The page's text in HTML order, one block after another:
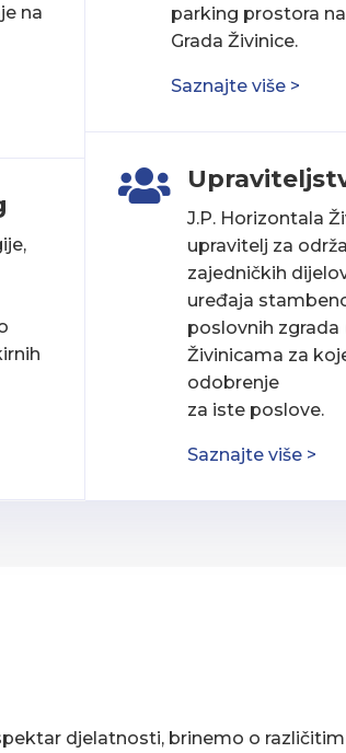
na
parking prostora
Grada Živinice.
Saznajte više >

J.P. Horizontala
upravitelj za
zajedničkih
uređaja
poslovnih zgrada
Živinicama za
odobrenje
za iste poslove.
Saznajte više >
djelatnosti, brinemo o